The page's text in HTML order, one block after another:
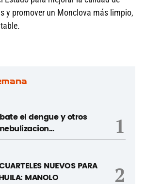
y promover un Monclova más limpio,
el dengue y otros
1
NUEVOS PARA
MANOLO
2